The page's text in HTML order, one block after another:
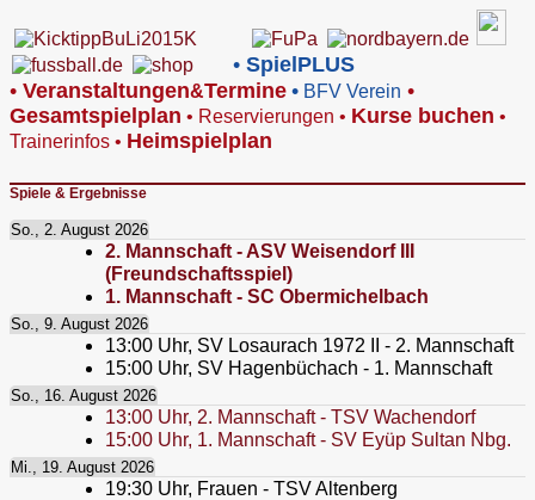
• SpielPLUS
• Veranstaltungen&Termine • BFV Verein •
Gesamtspielplan • Reservierungen • Kurse buchen •
Trainerinfos • Heimspielplan
Spiele & Ergebnisse
So., 2. August 2026
2. Mannschaft - ASV Weisendorf III
(Freundschaftsspiel)
1. Mannschaft - SC Obermichelbach
So., 9. August 2026
13:00 Uhr, SV Losaurach 1972 II - 2. Mannschaft
15:00 Uhr, SV Hagenbüchach - 1. Mannschaft
So., 16. August 2026
13:00 Uhr, 2. Mannschaft - TSV Wachendorf
15:00 Uhr, 1. Mannschaft - SV Eyüp Sultan Nbg.
Mi., 19. August 2026
19:30 Uhr, Frauen - TSV Altenberg